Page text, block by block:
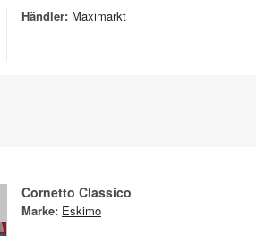
Händler: Maximarkt
Cornetto Classico
Marke: Eskimo